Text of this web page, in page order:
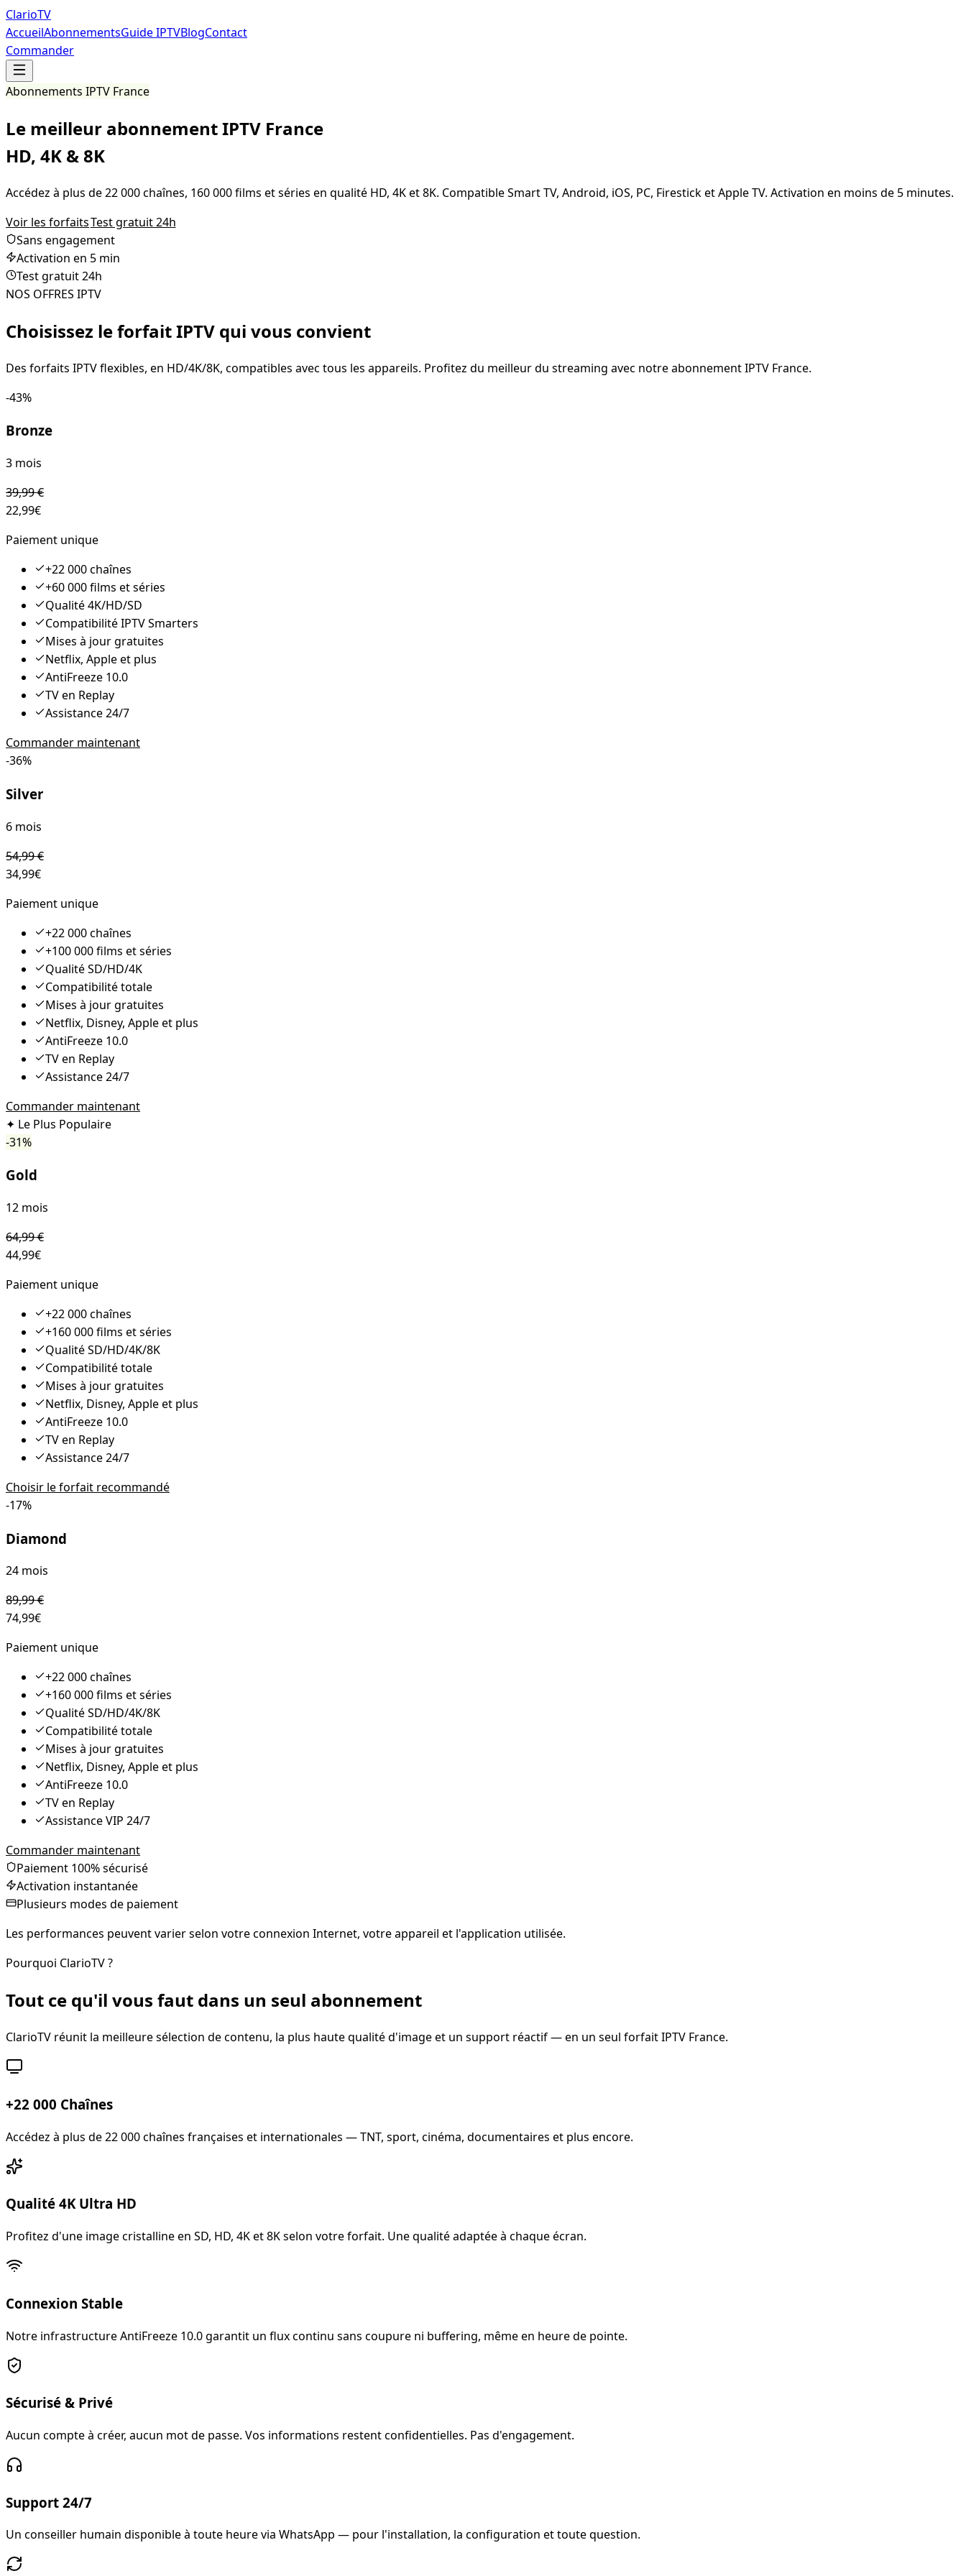
ClarioTV
AccueilAbonnementsGuide IPTVBlogContact
Commander
Abonnements IPTV France
Le meilleur abonnementIPTV France
HD, 4K & 8K
Accédez à plus de 22 000 chaînes, 160 000 films et séries en qualité HD, 4K et 8K. Compatible Smart TV, Android, iOS, PC, Firestick et Apple TV. Activation en moins de 5 minutes.
Voir les forfaitsTest gratuit 24h
Sans engagement
Activation en 5 min
Test gratuit 24h
NOS OFFRES IPTV
Choisissez le forfait IPTV qui vous convient
Des forfaits IPTV flexibles, en HD/4K/8K, compatibles avec tous les appareils. Profitez du meilleur du streaming avec notre abonnement IPTV France.
-43%
Bronze
3 mois
39,99€
22,99€
Paiement unique
+22 000 chaînes
+60 000 films et séries
Qualité 4K/HD/SD
Compatibilité IPTV Smarters
Mises à jour gratuites
Netflix, Apple et plus
AntiFreeze 10.0
TV en Replay
Assistance 24/7
Commander maintenant
-36%
Silver
6 mois
54,99€
34,99€
Paiement unique
+22 000 chaînes
+100 000 films et séries
Qualité SD/HD/4K
Compatibilité totale
Mises à jour gratuites
Netflix, Disney, Apple et plus
AntiFreeze 10.0
TV en Replay
Assistance 24/7
Commander maintenant
✦ Le Plus Populaire
-31%
Gold
12 mois
64,99€
44,99€
Paiement unique
+22 000 chaînes
+160 000 films et séries
Qualité SD/HD/4K/8K
Compatibilité totale
Mises à jour gratuites
Netflix, Disney, Apple et plus
AntiFreeze 10.0
TV en Replay
Assistance 24/7
Choisir le forfait recommandé
-17%
Diamond
24 mois
89,99€
74,99€
Paiement unique
+22 000 chaînes
+160 000 films et séries
Qualité SD/HD/4K/8K
Compatibilité totale
Mises à jour gratuites
Netflix, Disney, Apple et plus
AntiFreeze 10.0
TV en Replay
Assistance VIP 24/7
Commander maintenant
Paiement 100% sécurisé
Activation instantanée
Plusieurs modes de paiement
Les performances peuvent varier selon votre connexion Internet, votre appareil et l'application utilisée.
Pourquoi ClarioTV ?
Tout ce qu'il vous faut dans un seul abonnement
ClarioTV réunit la meilleure sélection de contenu, la plus haute qualité d'image et un support réactif — en un seul forfait IPTV France.
+22 000 Chaînes
Accédez à plus de 22 000 chaînes françaises et internationales — TNT, sport, cinéma, documentaires et plus encore.
Qualité 4K Ultra HD
Profitez d'une image cristalline en SD, HD, 4K et 8K selon votre forfait. Une qualité adaptée à chaque écran.
Connexion Stable
Notre infrastructure AntiFreeze 10.0 garantit un flux continu sans coupure ni buffering, même en heure de pointe.
Sécurisé & Privé
Aucun compte à créer, aucun mot de passe. Vos informations restent confidentielles. Pas d'engagement.
Support 24/7
Un conseiller humain disponible à toute heure via WhatsApp — pour l'installation, la configuration et toute question.